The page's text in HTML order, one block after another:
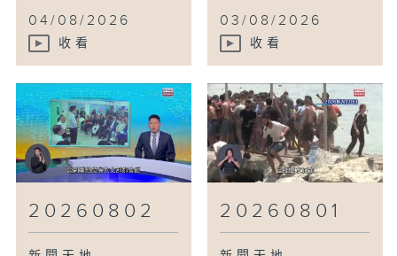
04/08/2026
收看
03/08/2026
收看
20260802 20260801